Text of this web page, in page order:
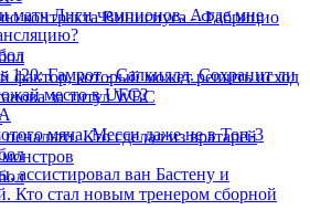
контракта Винисиуса - Фабрицио
фактор, который может решить исход
за титул WBC
Кто сделал из вратарей
матч Лиги чемпионов. А где мне
120: Гамрот - Салкиллд. Сохранит ли
место в UFC?
мяча. Месси даже не в Топ-3
ван Бастену и
Кто стал новым тренером сборной